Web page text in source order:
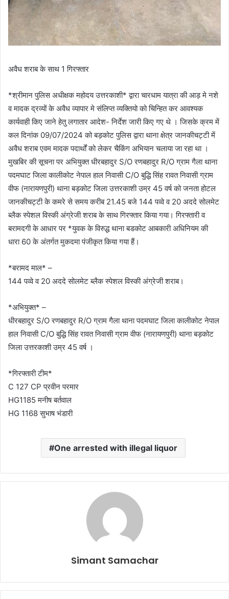
अवैध शराब के साथ 1 गिरफ्तार
*श्रीमान पुलिस अधीक्षक महोदय उत्तरकाशी* द्वारा चारधाम यात्रा की आड़ मे नशे
व मादक द्रव्यों के अवैध व्यापार मे संलिप्त व्यक्तियो को चिन्हित कर आवश्यक
कार्यवाही किए जाने हेतु लगातार आदेश- निर्देश जारी किए गए थे । जिसके क्रम में
कल दिनांक 09/07/2024 को बड़कोट पुलिस द्वारा थाना क्षेत्र जानकीचट्टी में
अवैध शराब एवम मादक पदार्थों को लेकर चैकिंग अभियान चलाया जा रहा था ।
मुखबिर की सूचना पर अभियुक्त धीरबहादुर S/O रणबहादुर R/O ग्राम गैला थाना
पदमघाट जिला कालीकोट नेपाल हाल निवासी C/O बुद्धि सिंह रावत निवासी ग्राम
वीफ (नारायणपुरी) थाना बड़कोट जिला उत्तरकाशी उम्र 45 वर्ष को जनता होटल
जानकीचट्टी के कमरे से समय करीब 21.45 बजे 144 पव्वे व 20 अददे सोलमेट
ब्लैक स्पेशल विस्की अंग्रेजी शराब के साथ गिरफ्तार किया गया। गिरफ्तारी व
बरामदगी के आधार पर *युवक के विरुद्ध थाना बडकोट आबकारी अधिनियम की
धारा 60 के अंतर्गत मुकदमा पंजीकृत किया गया हैं।
*बरामद माल* –
144 पव्वे व 20 अददे सोलमेट ब्लैक स्पेशल विस्की अंग्रेजी शराब।
*अभियुक्त* –
धीरबहादुर S/O रणबहादुर R/O ग्राम गैला थाना पदमघाट जिला कालीकोट नेपाल
हाल निवासी C/O बुद्धि सिंह रावत निवासी ग्राम वीफ (नारायणपुरी) थाना बड़कोट
जिला उत्तरकाशी उम्र 45 वर्ष ।
*गिरफ्तारी टीम*
C 127 CP प्रवीन परमार
HG1185 मनीष बर्तवाल
HG 1168 सुभाष भंडारी
One arrested with illegal liquor
Simant Samachar